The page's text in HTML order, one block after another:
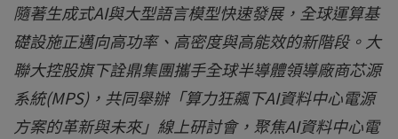
隨著生成式AI與大型語言模型快速發展，全球運算基
礎設施正邁向高功率、高密度與高能效的新階段。大
聯大控股旗下詮鼎集團攜手全球半導體領導廠商芯源
系統(MPS)，共同舉辦「算力狂飆下AI資料中心電源
方案的革新與未來」線上研討會，聚焦AI資料中心電